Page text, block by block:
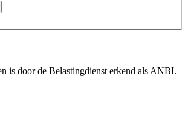
is door de Belastingdienst erkend als ANBI.